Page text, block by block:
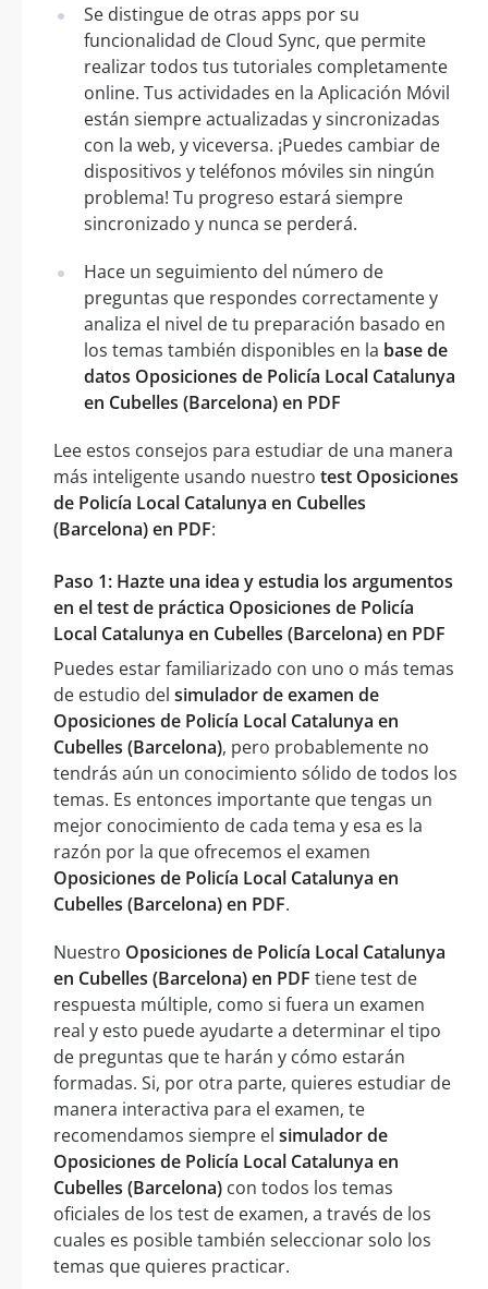
Se distingue de otras apps por su
funcionalidad de Cloud Sync, que permite
realizar todos tus tutoriales completamente
online. Tus actividades en la Aplicación Móvil
están siempre actualizadas y sincronizadas
con la web, y viceversa. ¡Puedes cambiar de
dispositivos y teléfonos móviles sin ningún
problema! Tu progreso estará siempre
sincronizado y nunca se perderá.
Hace un seguimiento del número de
preguntas que respondes correctamente y
analiza el nivel de tu preparación basado en
los temas también disponibles en la base de
datos Oposiciones de Policía Local Catalunya
en Cubelles (Barcelona) en PDF
Lee estos consejos para estudiar de una manera
más inteligente usando nuestro test Oposiciones
de Policía Local Catalunya en Cubelles
(Barcelona) en PDF:
Paso 1: Hazte una idea y estudia los argumentos
en el test de práctica Oposiciones de Policía
Local Catalunya en Cubelles (Barcelona) en PDF
Puedes estar familiarizado con uno o más temas
de estudio del simulador de examen de
Oposiciones de Policía Local Catalunya en
Cubelles (Barcelona), pero probablemente no
tendrás aún un conocimiento sólido de todos los
temas. Es entonces importante que tengas un
mejor conocimiento de cada tema y esa es la
razón por la que ofrecemos el examen
Oposiciones de Policía Local Catalunya en
Cubelles (Barcelona) en PDF.
Nuestro Oposiciones de Policía Local Catalunya
en Cubelles (Barcelona) en PDF tiene test de
respuesta múltiple, como si fuera un examen
real y esto puede ayudarte a determinar el tipo
de preguntas que te harán y cómo estarán
formadas. Si, por otra parte, quieres estudiar de
manera interactiva para el examen, te
recomendamos siempre el simulador de
Oposiciones de Policía Local Catalunya en
Cubelles (Barcelona) con todos los temas
oficiales de los test de examen, a través de los
cuales es posible también seleccionar solo los
temas que quieres practicar.